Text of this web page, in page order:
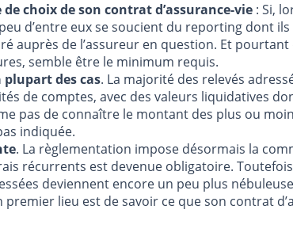
choix de son contrat d’assurance-vie : Si,
d’entre eux se soucient du reporting dont
auprès de l’assureur en question. Et
semble être le minimum requis.
plupart des cas. La majorité des relevés
de comptes, avec des valeurs liquidatives
pas de connaître le montant des plus ou
indiquée.
. La règlementation impose désormais la
récurrents est devenue obligatoire.
deviennent encore un peu plus
premier lieu est de savoir ce que son contrat